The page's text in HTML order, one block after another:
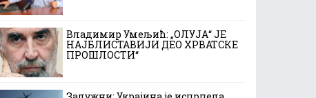
Владимир Умељић: „ОЛУЈА“ ЈЕ
НАЈБЛИСТАВИЈИ ДЕО ХРВАТСКЕ
ПРОШЛОСТИ“